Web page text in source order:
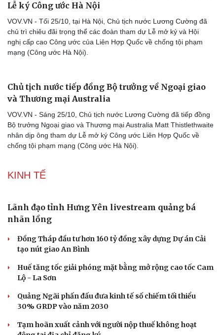
Sức khỏe
Cây thuốc
Sản phụ khoa
Nam khoa
Làm đẹp - giảm cân
Phòng mạch online
Ăn sạch sống khỏe
Đời sống
Blog
Lễ ký Công ước Hà Nội
VOV.VN - Tối 25/10, tại Hà Nội, Chủ tịch nước Lương Cường đã
chủ trì chiêu đãi trọng thể các đoàn tham dự Lễ mở ký và Hội
nghị cấp cao Công ước của Liên Hợp Quốc về chống tội phạm
mạng (Công ước Hà Nội).
Chủ tịch nước tiếp đồng Bộ trưởng về Ngoại giao
và Thương mại Australia
VOV.VN - Sáng 25/10, Chủ tịch nước Lương Cường đã tiếp đồng
Bộ trưởng Ngoại giao và Thương mại Australia Matt Thistlethwaite
nhân dịp ông tham dự Lễ mở ký Công ước Liên Hợp Quốc về
chống tội phạm mạng (Công ước Hà Nội).
KINH TẾ
Lãnh đạo tỉnh Hưng Yên livestream quảng bá
nhãn lồng
Đồng Tháp đầu tư hơn 160 tỷ đồng xây dựng Dự án Cải
tạo nút giao An Bình
Huế tăng tốc giải phóng mặt bằng mở rộng cao tốc Cam
Lộ - La Sơn
Quảng Ngãi phấn đấu đưa kinh tế số chiếm tối thiểu
30% GRDP vào năm 2030
Tạm hoãn xuất cảnh với người nộp thuế không hoạt